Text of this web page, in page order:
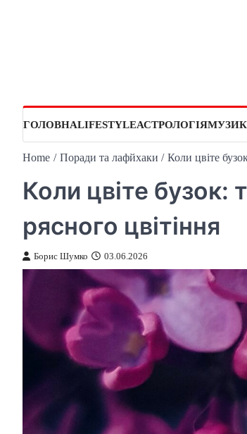
ГОЛОВНАLIFESTYLEАСТРОЛОГІЯ
Home Поради та лафйхаки Коли цвіте
Коли цвіте бузок:
рясного цвітіння
Борис Шумко 03.06.2026